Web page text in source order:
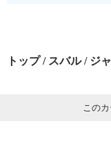
トップ/ スバル/ ジ
この